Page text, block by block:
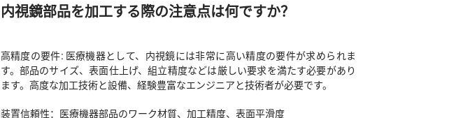
内視鏡部品を加工する際の注意点は何ですか？
高精度の要件: 医療機器として、内視鏡には非常に高い精度の要件が求められま
す。部品のサイズ、表面仕上げ、組立精度などは厳しい要求を満たす必要があり
ます。高度な加工技術と設備、経験豊富なエンジニアと技術者が必要です。
装置信頼性：医療機器部品のワーク材質、加工精度、表面平滑度